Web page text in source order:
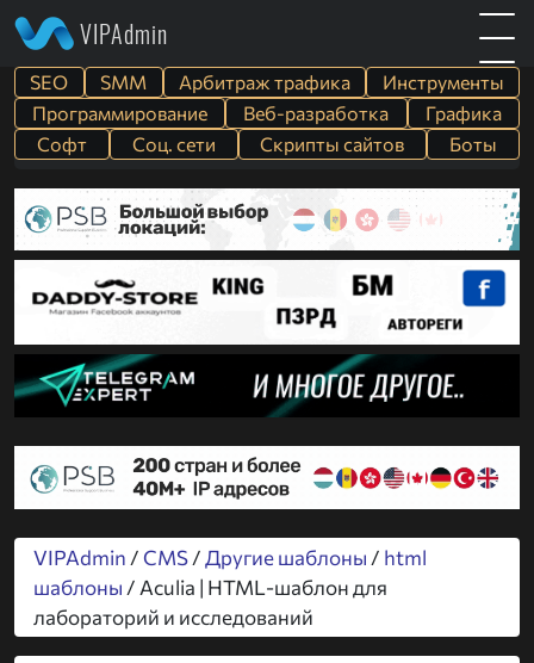
VIPAdmin
SEO SMM Арбитраж трафика
Инструменты
Программирование
Веб-разработка
Графика
Софт
Cоц. сети Скрипты сайтов Боты
VIPAdmin / CMS/Другие шаблоны / html
шаблоны / Aculia | HTML-шаблон для
лабораторий и исследований